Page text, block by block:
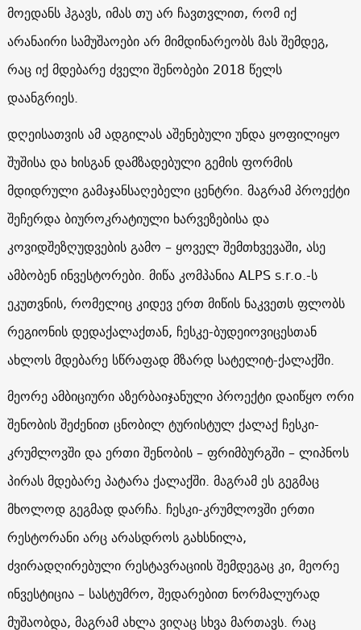
მოედანს ჰგავს, იმას თუ არ ჩავთვლით, რომ იქ
არანაირი სამუშაოები არ მიმდინარეობს მას შემდეგ,
რაც იქ მდებარე ძველი შენობები 2018 წელს
დაანგრიეს.
დღეისათვის ამ ადგილას აშენებული უნდა ყოფილიყო
შუშისა და ხისგან დამზადებული გემის ფორმის
მდიდრული გამაჯანსაღებელი ცენტრი. მაგრამ პროექტი
შეჩერდა ბიუროკრატიული ხარვეზებისა და
კოვიდშეზღუდვების გამო – ყოველ შემთხვევაში, ასე
ამბობენ ინვესტორები. მიწა კომპანია ALPS s.r.o.-ს
ეკუთვნის, რომელიც კიდევ ერთ მიწის ნაკვეთს ფლობს
რეგიონის დედაქალაქთან, ჩესკე-ბუდეიოვიცესთან
ახლოს მდებარე სწრაფად მზარდ სატელიტ-ქალაქში.
მეორე ამბიციური აზერბაიჯანული პროექტი დაიწყო ორი
შენობის შეძენით ცნობილ ტურისტულ ქალაქ ჩესკი-
კრუმლოვში და ერთი შენობის – ფრიმბურგში – ლიპნოს
პირას მდებარე პატარა ქალაქში. მაგრამ ეს გეგმაც
მხოლოდ გეგმად დარჩა. ჩესკი-კრუმლოვში ერთი
რესტორანი არც არასდროს გახსნილა,
ძვირადღირებული რესტავრაციის შემდეგაც კი, მეორე
ინვესტიცია – სასტუმრო, შედარებით ნორმალურად
მუშაობდა, მაგრამ ახლა ვიღაც სხვა მართავს. რაც